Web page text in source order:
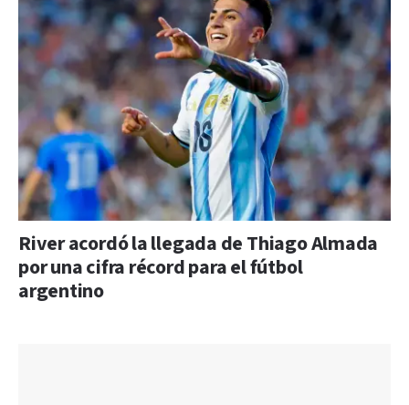
River acordó la llegada de Thiago Almada
por una cifra récord para el fútbol
argentino